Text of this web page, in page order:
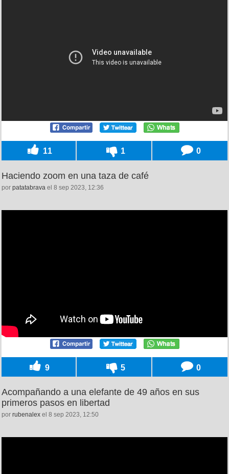
11 1 0
Haciendo zoom en una taza de café
por patatabrava el 8 sep 2023, 12:36
9 5 0
Acompañando a una elefante de 49 años en sus
primeros pasos en libertad
por rubenalex el 8 sep 2023, 12:50